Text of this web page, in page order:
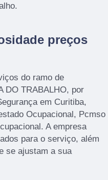
preços
do ramo de
DO TRABALHO, por
em Curitiba,
Ocupacional, Pcmso
A empresa
para o serviço, além
se ajustam a sua